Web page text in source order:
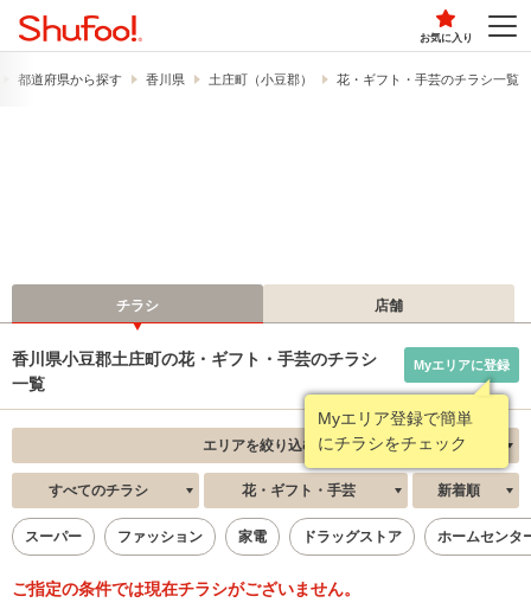
お気に入り
都道府県から探す 香川県 土庄町（小豆郡） 花・ギフト・手芸のチラシ一覧
チラシ 店舗
香川県小豆郡土庄町の花・ギフト・手芸のチラシ
一覧
Myエリア登録で簡単
にチラシをチェック
Myエリアに登録
エリアを絞り込む
すべてのチラシ 花・ギフト・手芸 新着順
スーパー ファッション 家電 ドラッグストア ホームセンタ
ご指定の条件では現在チラシがございません。